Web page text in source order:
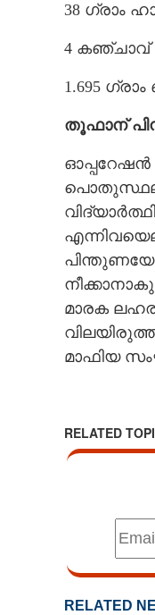
38 ഗ്രാം
4 കഞ്ചാവ്
1.695
തൂഫാന്
ഓപ്പറേഷൻ
മാരക
മാഫിയ
RELATED
RELATED